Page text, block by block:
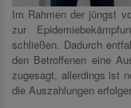
Im Rahmen der jüngst
zur
schließen. Dadurch
den Betroffenen eine
zugesagt, allerdings ist
die Auszahlungen